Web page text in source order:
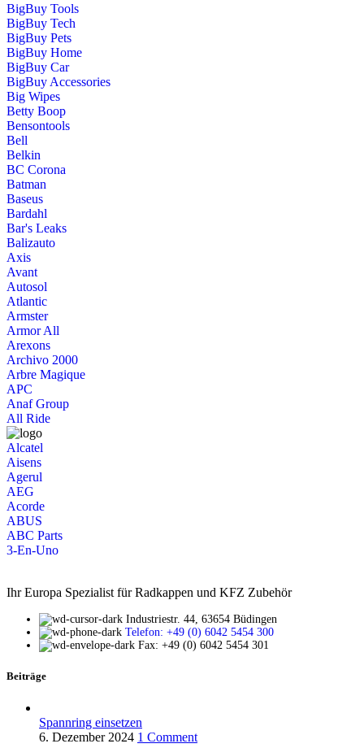
BigBuy Tools
BigBuy Tech
BigBuy Pets
BigBuy Home
BigBuy Car
BigBuy Accessories
Big Wipes
Betty Boop
Bensontools
Bell
Belkin
BC Corona
Batman
Baseus
Bardahl
Bar's Leaks
Balizauto
Axis
Avant
Autosol
Atlantic
Armster
Armor All
Arexons
Archivo 2000
Arbre Magique
APC
Anaf Group
All Ride
Alcatel
Aisens
Agerul
AEG
Acorde
ABUS
ABC Parts
3-En-Uno
Ihr Europa Spezialist für Radkappen und KFZ Zubehör
Industriestr. 44, 63654 Büdingen
Telefon: +49 (0) 6042 5454 300
Fax: +49 (0) 6042 5454 301
Beiträge
Spannring einsetzen
6. Dezember 2024 1 Comment